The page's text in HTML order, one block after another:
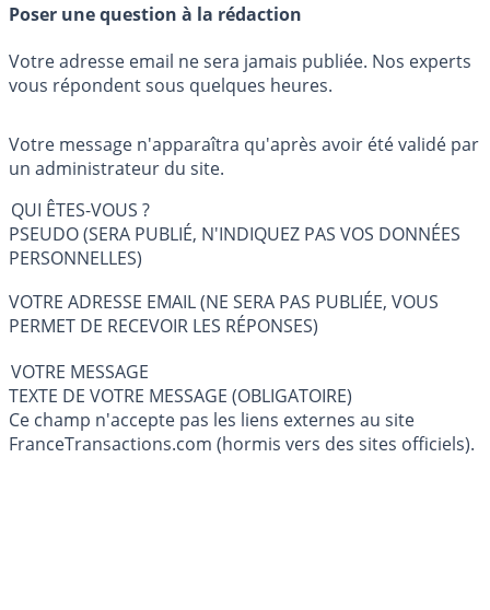
Poser une question à la rédaction
Votre adresse email ne sera jamais publiée. Nos experts
vous répondent sous quelques heures.
Votre message n'apparaîtra qu'après avoir été validé par
un administrateur du site.
QUI ÊTES-VOUS ?
PSEUDO (SERA PUBLIÉ, N'INDIQUEZ PAS VOS DONNÉES
PERSONNELLES)
VOTRE ADRESSE EMAIL (NE SERA PAS PUBLIÉE, VOUS
PERMET DE RECEVOIR LES RÉPONSES)
VOTRE MESSAGE
TEXTE DE VOTRE MESSAGE (OBLIGATOIRE)
Ce champ n'accepte pas les liens externes au site
FranceTransactions.com (hormis vers des sites officiels).